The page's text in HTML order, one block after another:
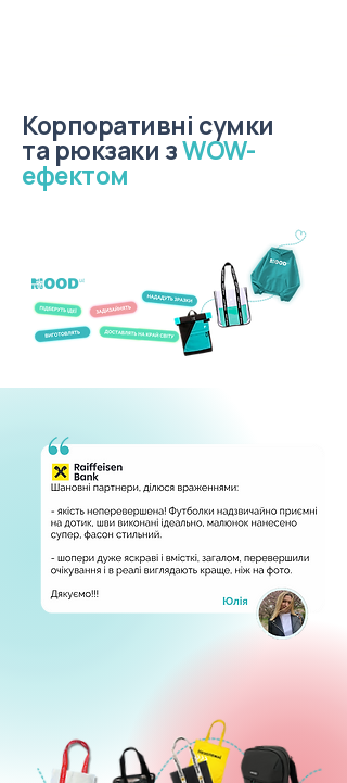
Корпоративні сумки
та рюкзаки зWOW-
ефектом